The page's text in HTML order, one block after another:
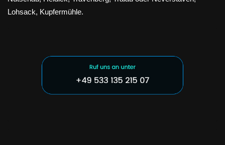
Lohsack, Kupfermühle.